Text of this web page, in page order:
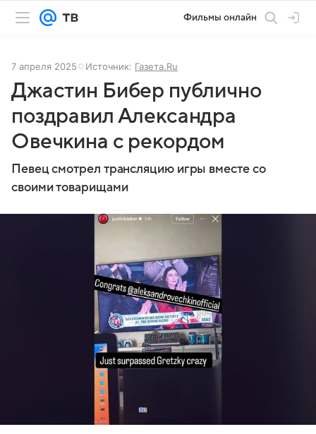
Фильмы онлайн
7 апреля 2025 Источник: Газета.Ru
Джастин Бибер публично
поздравил Александра
Овечкина с рекордом
Певец смотрел трансляцию игры вместе со
своими товарищами